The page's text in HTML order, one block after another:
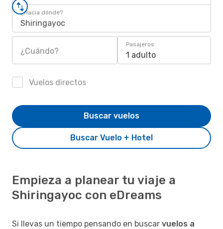
¿Hacia dónde?
Shiringayoc
¿Cuándo?
Pasajeros
1 adulto
Vuelos directos
Buscar Vuelo + Hotel
Buscar vuelos
Empieza a planear tu viaje a
Shiringayoc con eDreams
Si llevas un tiempo pensando en buscar vuelos a